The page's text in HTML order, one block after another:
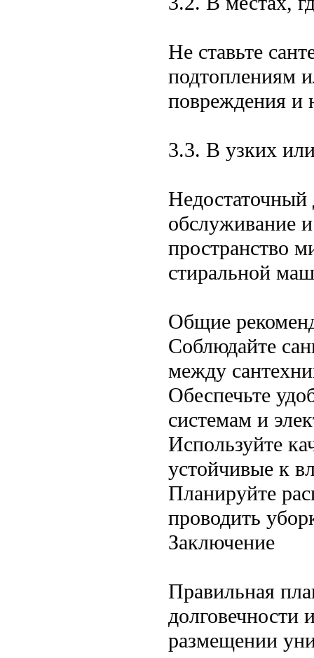
Не ставьте
подтоплениям
повреждения и
3.3. В узких
Недостаточный
обслуживание
пространство
стиральной
Общие
Соблюдайте
между
Обеспечьте
системам и
Используйте
устойчивые к
Планируйте
проводить
Заключение
Правильная
долговечности
размещении